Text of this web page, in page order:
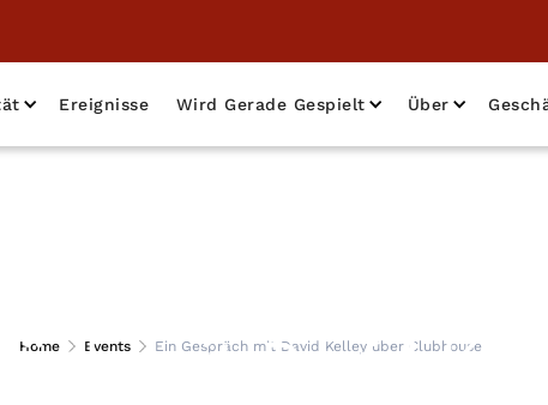
Ereignisse Wird Gerade Gespielt Über
Home Events Ein Gespräch mit David Kelley über Clubhouse
mit David